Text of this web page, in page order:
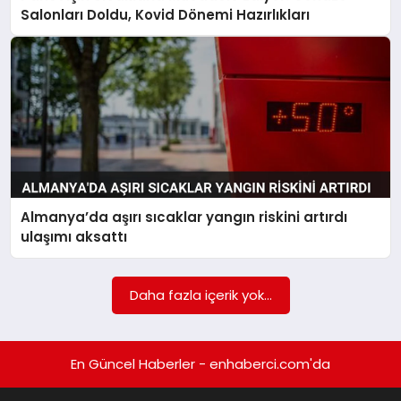
EĞITIM
SIYASET
Salonları Doldu, Kovid Dönemi Hazırlıkları
Almanya’da aşırı sıcaklar yangın riskini artırdı
ulaşımı aksattı
Daha fazla içerik yok...
En Güncel Haberler - enhaberci.com'da